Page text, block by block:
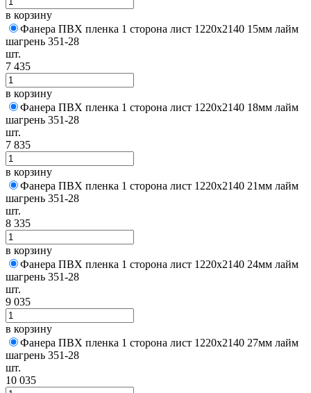
в корзину
Фанера ПВХ пленка 1 сторона лист 1220х2140 15мм лайм
шагрень 351-28
шт.
7 435
в корзину
Фанера ПВХ пленка 1 сторона лист 1220х2140 18мм лайм
шагрень 351-28
шт.
7 835
в корзину
Фанера ПВХ пленка 1 сторона лист 1220х2140 21мм лайм
шагрень 351-28
шт.
8 335
в корзину
Фанера ПВХ пленка 1 сторона лист 1220х2140 24мм лайм
шагрень 351-28
шт.
9 035
в корзину
Фанера ПВХ пленка 1 сторона лист 1220х2140 27мм лайм
шагрень 351-28
шт.
10 035